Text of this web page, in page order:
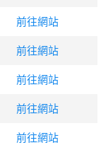
前往網站
前往網站
前往網站
前往網站
前往網站